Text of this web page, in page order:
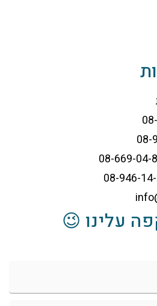
עלינו 😉